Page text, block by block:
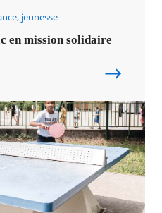
jeunesse
en mission solidaire